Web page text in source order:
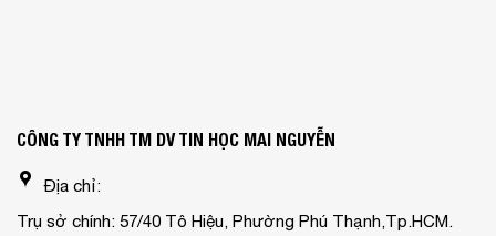
CÔNG TY TNHH TM DV TIN HỌC MAI NGUYỄN
Địa chỉ:
Trụ sở chính: 57/40 Tô Hiệu, Phường Phú Thạnh,Tp.HCM.